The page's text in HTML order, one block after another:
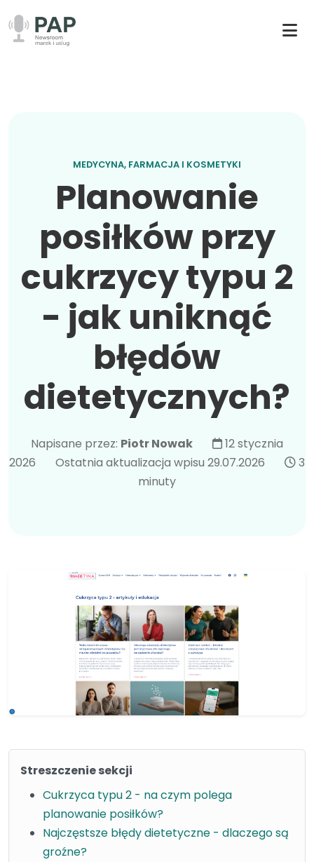
MEDYCYNA, FARMACJA I KOSMETYKI
Planowanie
posiłków przy
cukrzycy typu 2
- jak uniknąć
błędów
dietetycznych?
Napisane przez: Piotr Nowak
12 stycznia
2026
Ostatnia aktualizacja wpisu 29.07.2026
3
minuty
Streszczenie sekcji
Cukrzyca typu 2 - na czym polega
planowanie posiłków?
Najczęstsze błędy dietetyczne - dlaczego są
groźne?